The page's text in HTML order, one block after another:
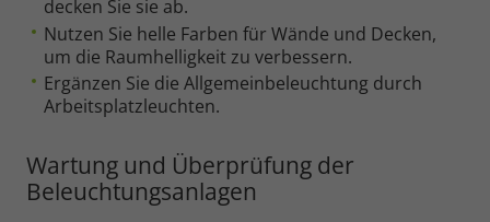
decken Sie sie ab.
Nutzen Sie helle Farben für Wände und Decken,
um die Raumhelligkeit zu verbessern.
Ergänzen Sie die Allgemeinbeleuchtung durch
Arbeitsplatzleuchten.
Wartung und Überprüfung der
Beleuchtungsanlagen